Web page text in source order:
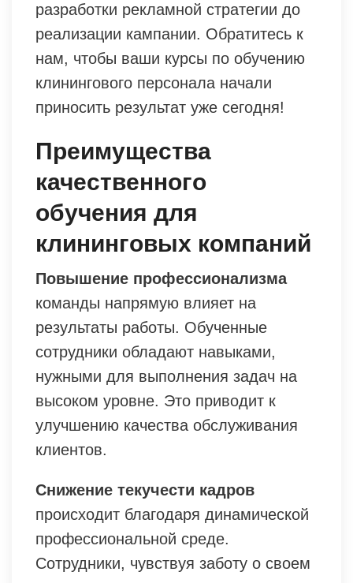
разработки рекламной стратегии до
реализации кампании. Обратитесь к
нам, чтобы ваши курсы по обучению
клинингового персонала начали
приносить результат уже сегодня!
Преимущества
качественного
обучения для
клининговых компаний
Повышение профессионализма
команды напрямую влияет на
результаты работы. Обученные
сотрудники обладают навыками,
нужными для выполнения задач на
высоком уровне. Это приводит к
улучшению качества обслуживания
клиентов.
Снижение текучести кадров
происходит благодаря динамической
профессиональной среде.
Сотрудники, чувствуя заботу о своем